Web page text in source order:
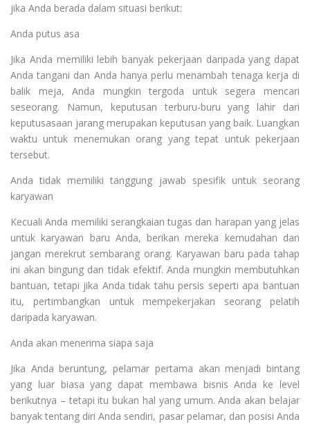
jika Anda berada dalam situasi berikut:
Anda putus asa
Jika Anda memiliki lebih banyak pekerjaan daripada yang dapat
Anda tangani dan Anda hanya perlu menambah tenaga kerja di
balik meja, Anda mungkin tergoda untuk segera mencari
seseorang. Namun, keputusan terburu-buru yang lahir dari
keputusasaan jarang merupakan keputusan yang baik. Luangkan
waktu untuk menemukan orang yang tepat untuk pekerjaan
tersebut.
Anda tidak memiliki tanggung jawab spesifik untuk seorang
karyawan
Kecuali Anda memiliki serangkaian tugas dan harapan yang jelas
untuk karyawan baru Anda, berikan mereka kemudahan dan
jangan merekrut sembarang orang. Karyawan baru pada tahap
ini akan bingung dan tidak efektif. Anda mungkin membutuhkan
bantuan, tetapi jika Anda tidak tahu persis seperti apa bantuan
itu, pertimbangkan untuk mempekerjakan seorang pelatih
daripada karyawan.
Anda akan menerima siapa saja
Jika Anda beruntung, pelamar pertama akan menjadi bintang
yang luar biasa yang dapat membawa bisnis Anda ke level
berikutnya – tetapi itu bukan hal yang umum. Anda akan belajar
banyak tentang diri Anda sendiri, pasar pelamar, dan posisi Anda